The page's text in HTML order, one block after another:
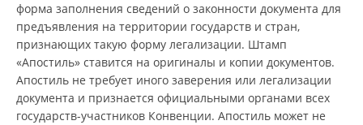
форма заполнения сведений о законности документа для
предъявления на территории государств и стран,
признающих такую форму легализации. Штамп
«Апостиль» ставится на оригиналы и копии документов.
Апостиль не требует иного заверения или легализации
документа и признается официальными органами всех
государств-участников Конвенции. Апостиль может не